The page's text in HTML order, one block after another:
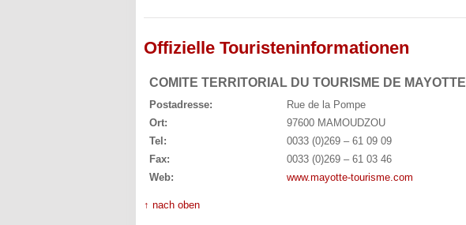
Offizielle Touristeninformationen
COMITE TERRITORIAL DU TOURISME DE MAYOTTE
Postadresse:
Rue de la Pompe
Ort:
97600 MAMOUDZOU
Tel:
0033 (0)269 – 61 09 09
Fax:
0033 (0)269 – 61 03 46
Web:
www.mayotte-tourisme.com
↑ nach oben